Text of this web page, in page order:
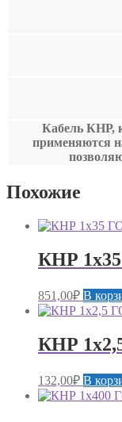
Кабель КНР,
применяются
Похожие
КНР
851,00₽ В
КНР
132,00₽ В